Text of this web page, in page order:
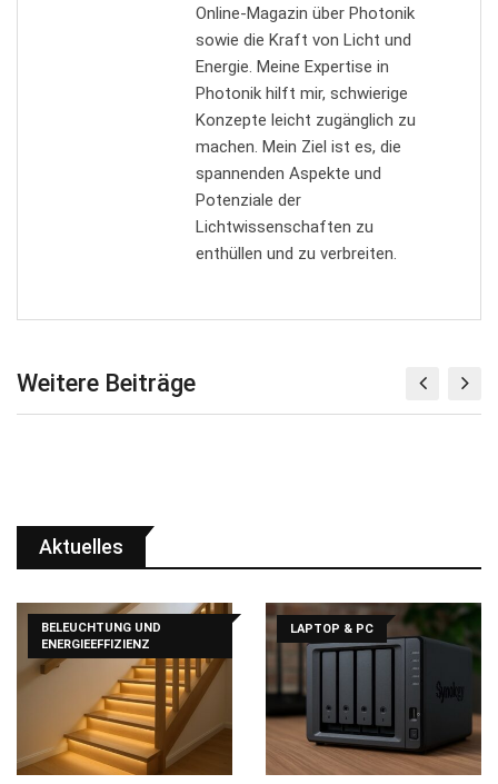
Online-Magazin über Photonik
sowie die Kraft von Licht und
Energie. Meine Expertise in
Photonik hilft mir, schwierige
Konzepte leicht zugänglich zu
machen. Mein Ziel ist es, die
spannenden Aspekte und
Potenziale der
Lichtwissenschaften zu
enthüllen und zu verbreiten.
Weitere Beiträge
Aktuelles
BELEUCHTUNG UND
ENERGIEEFFIZIENZ
LAPTOP & PC